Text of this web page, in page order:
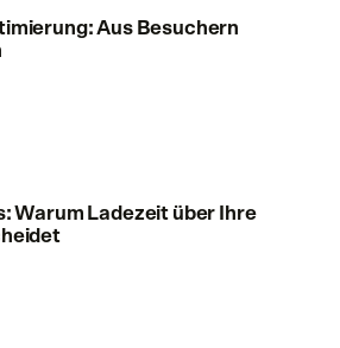
Aus Besuchern
Warum Ladezeit über Ihre